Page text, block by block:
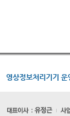
영상정보처리기기 운